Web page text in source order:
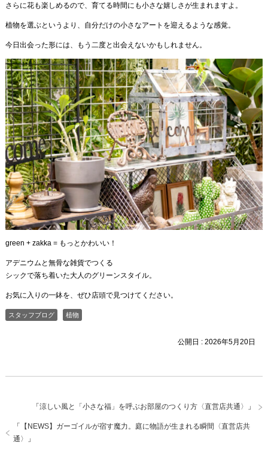
さらに花も楽しめるので、育てる時間にも小さな嬉しさが生まれますよ。
植物を選ぶというより、自分だけの小さなアートを迎えるような感覚。
今日出会った形には、もう二度と出会えないかもしれません。
green + zakka = もっとかわいい！
アデニウムと無骨な雑貨でつくる
シックで落ち着いた大人のグリーンスタイル。
お気に入りの一鉢を、ぜひ店頭で見つけてください。
スタッフブログ 植物
公開日 :2026年5月20日
「涼しい風と「小さな福」を呼ぶお部屋のつくり方〈直営店共通〉 」
「
【NEWS】ガーゴイルが宿す魔力。庭に物語が生まれる瞬間〈直営店共
通〉
」